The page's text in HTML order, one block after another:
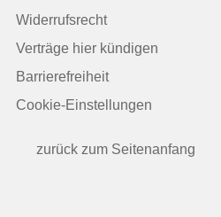
Widerrufsrecht
Verträge hier kündigen
Barrierefreiheit
Cookie-Einstellungen
zurück zum Seitenanfang